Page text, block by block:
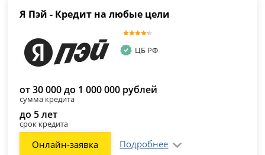
Я Пэй - Кредит на любые цели
ЦБ РФ
от 30 000 до 1 000 000 рублей
сумма кредита
до 5 лет
срок кредита
Онлайн-заявка Подробнее